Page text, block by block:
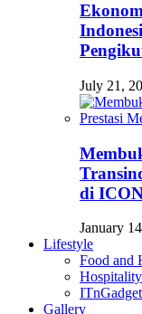
July 21,
di
January
Lifestyle
Food and
Hospitality
ITnGadget
Gallery